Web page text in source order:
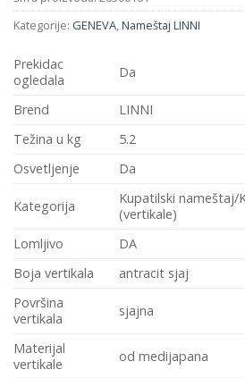
Kategorije: GENEVA,Nameštaj LINNI
Prekidac
ogledala
Da
Brend
LINNI
Težina u kg
5.2
Osvetljenje
Da
Kategorija
Kupatilski nameštaj/
(vertikale)
Lomljivo
DA
Boja vertikala
antracit sjaj
Površina
vertikala
sjajna
Materijal
vertikale
od medijapana